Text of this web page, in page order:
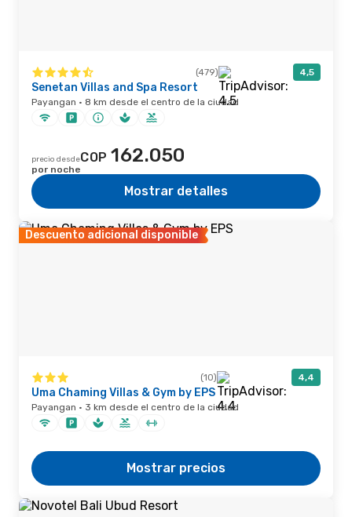
(479) 4,5
Senetan Villas and Spa Resort
Payangan · 8 km desde el centro de la ciudad
precio desdeCOP 162.050
por noche
Mostrar detalles
Descuento adicional disponible
(10) 4,4
Uma Chaming Villas & Gym by EPS
Payangan · 3 km desde el centro de la ciudad
Mostrar precios